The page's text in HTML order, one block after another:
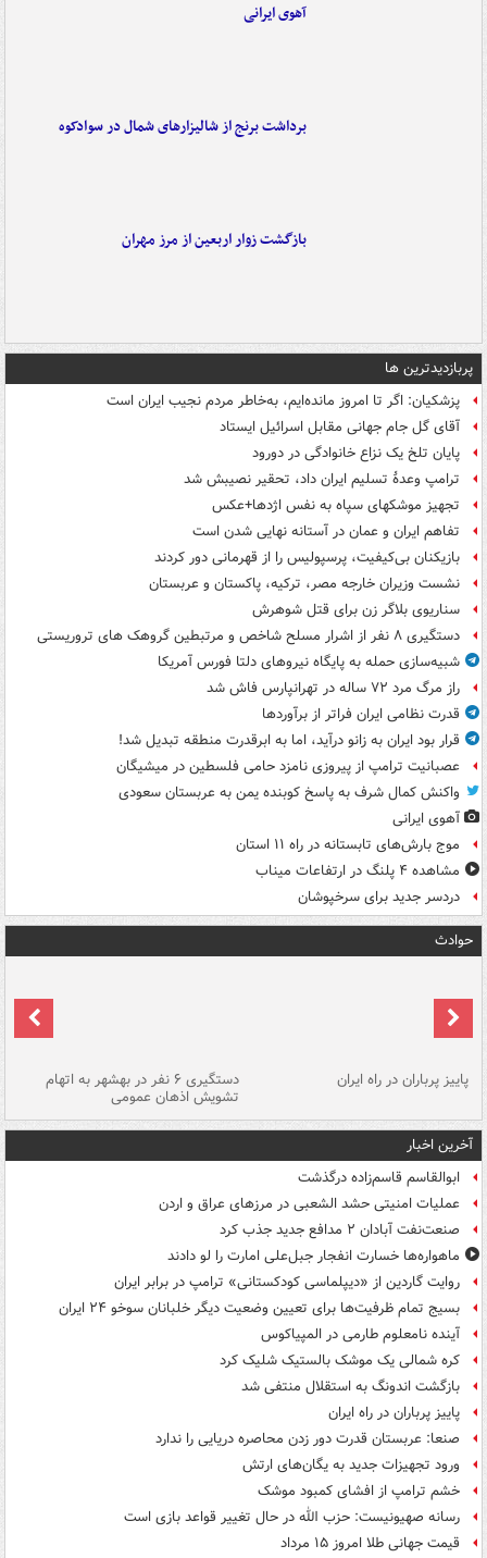
آهوی ایرانی
برداشت برنج از شالیزارهای شمال در سوادکوه
بازگشت زوار اربعین از مرز مهران
پربازدیدترین ها
پزشکیان: اگر تا امروز مانده‌ایم، به‌خاطر مردم نجیب ایران است
آقای گل جام جهانی مقابل اسرائیل ایستاد
پایان تلخ یک نزاع خانوادگی در دورود
ترامپ وعدۀ تسلیم ایران داد، تحقیر نصیبش شد
تجهیز موشکهای سپاه به نفس اژدها+عکس
تفاهم ایران و عمان در آستانه نهایی شدن است
بازیکنان بی‌کیفیت، پرسپولیس را از قهرمانی دور کردند
نشست وزیران خارجه مصر، ترکیه، پاکستان و عربستان
سناریوی بلاگر زن برای قتل شوهرش
دستگیری ۸ نفر از اشرار مسلح شاخص و مرتبطین گروهک های تروریستی
شبیه‌سازی حمله به پایگاه نیروهای دلتا فورس آمریکا
راز مرگ مرد ۷۲ ساله در تهرانپارس فاش شد
قدرت نظامی ایران فراتر از برآوردها
قرار بود ایران به زانو درآید، اما به ابرقدرت منطقه تبدیل شد!
عصبانیت ترامپ از پیروزی نامزد حامی فلسطین در میشیگان
واکنش کمال شرف به پاسخ کوبنده یمن به عربستان سعودی
آهوی ایرانی
موج بارش‌های تابستانه در راه ۱۱ استان
مشاهده ۴ پلنگ در ارتفاعات میناب
دردسر جدید برای سرخپوشان
حوادث
پاییز پرباران در راه ایران دستگیری ۶ نفر در بهشهر به اتهام
تشویش اذهان عمومی
آخرین اخبار
ابوالقاسم قاسم‌زاده درگذشت
عملیات امنیتی حشد الشعبی در مرزهای عراق و اردن
صنعت‌نفت آبادان ۲ مدافع جدید جذب کرد
ماهواره‌ها خسارت انفجار جبل‌علی امارت را لو دادند
روایت گاردین از «دیپلماسی کودکستانی» ترامپ در برابر ایران
بسیج تمام ظرفیت‌ها برای تعیین وضعیت دیگر خلبانان سوخو ۲۴ ایران
آینده نامعلوم طارمی در المپیاکوس
کره شمالی یک موشک بالستیک شلیک کرد
بازگشت اندونگ به استقلال منتفی شد
پاییز پرباران در راه ایران
صنعا: عربستان قدرت دور زدن محاصره دریایی را ندارد
ورود تجهیزات جدید به یگان‌های ارتش
خشم ترامپ از افشای کمبود موشک
رسانه صهیونیست: حزب الله در حال تغییر قواعد بازی است
قیمت جهانی طلا امروز ۱۵ مرداد